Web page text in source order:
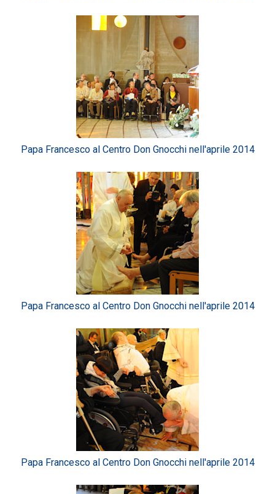
Papa Francesco al Centro Don Gnocchi nell'aprile 2014
Papa Francesco al Centro Don Gnocchi nell'aprile 2014
Papa Francesco al Centro Don Gnocchi nell'aprile 2014